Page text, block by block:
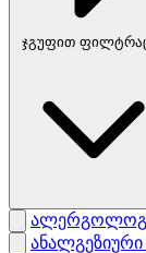
ჯგუფით
ანალგეზიური